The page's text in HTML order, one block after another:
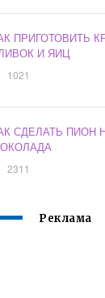
ПРИГОТОВИТЬ
И ЯИЦ
1021
СДЕЛАТЬ ПИОН
2311
Реклама